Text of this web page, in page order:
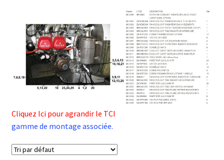
Cliquez Ici pour agrandir le TCI
gamme de montage associée.